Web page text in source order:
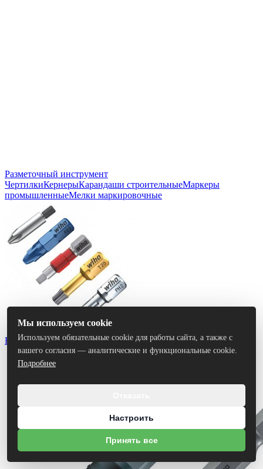
Разметочный инструмент
ЧертилкиКернерыКарандаши строительныеМаркеры
промышленныеМелки маркировочные
Биты
Мы используем cookie
Используем обязательные cookie для работы сайта, а также с
вашего согласия — аналитические и функциональные cookie.
Подробнее
Настроить
Принять все